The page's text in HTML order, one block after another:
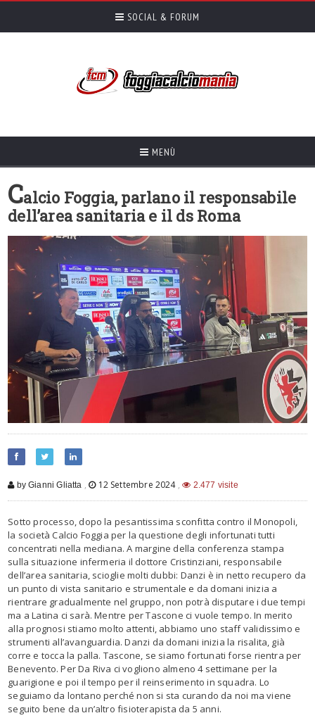
SOCIAL & FORUM
MENÙ
Calcio Foggia, parlano il responsabile
dell’area sanitaria e il ds Roma
by Gianni Gliatta , 12 Settembre 2024 , 2.477 visite
Sotto processo, dopo la pesantissima sconfitta contro il Monopoli,
la società Calcio Foggia per la questione degli infortunati tutti
concentrati nella mediana. A margine della conferenza stampa
sulla situazione infermeria il dottore Cristinziani, responsabile
dell’area sanitaria, scioglie molti dubbi: Danzi è in netto recupero da
un punto di vista sanitario e strumentale e da domani inizia a
rientrare gradualmente nel gruppo, non potrà disputare i due tempi
ma a Latina ci sarà. Mentre per Tascone ci vuole tempo. In merito
alla prognosi stiamo molto attenti, abbiamo uno staff validissimo e
strumenti all’avanguardia. Danzi da domani inizia la risalita, già
corre e tocca la palla. Tascone, se siamo fortunati forse rientra per
Benevento. Per Da Riva ci vogliono almeno 4 settimane per la
guarigione e poi il tempo per il reinserimento in squadra. Lo
seguiamo da lontano perché non si sta curando da noi ma viene
seguito bene da un’altro fisioterapista da 5 anni.